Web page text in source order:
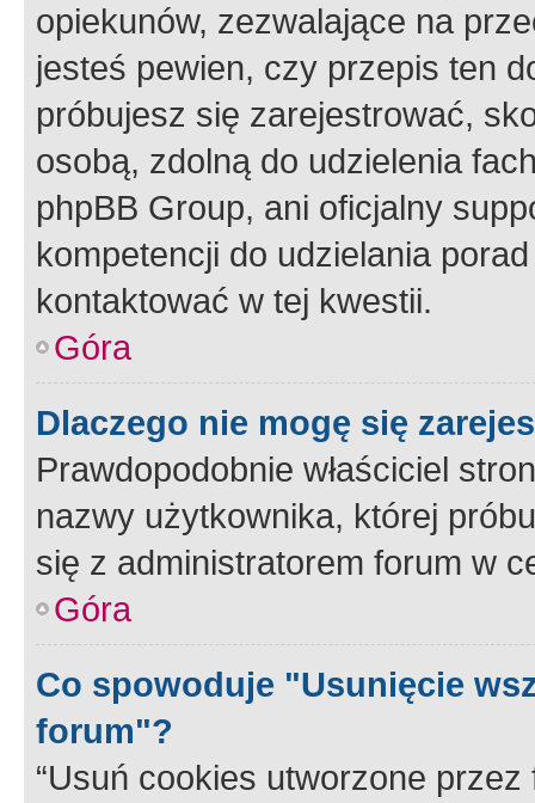
opiekunów, zezwalające na
jesteś pewien, czy przepis ten
próbujesz się zarejestrować,
osobą, zdolną do udzielenia
phpBB Group, ani oficjalny
kompetencji do udzielania
kontaktować w tej kwestii.
Góra
Dlaczego nie mogę się
Prawdopodobnie właściciel
nazwy użytkownika, której
się z administratorem forum w
Góra
Co spowoduje "Usunięcie
forum"?
“Usuń cookies utworzone